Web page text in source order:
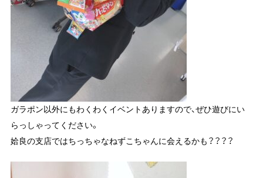
ガラポン以外にもわくわくイベントありますので、ぜひ遊びにい
らっしゃってください。
姶良の支店ではちっちゃなねずこちゃんに会えるかも？？？？